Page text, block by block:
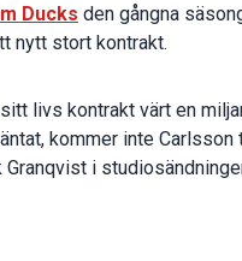
Ducks den gångna
nytt stort kontrakt.
livs kontrakt värt en
kommer inte Carlsson
i